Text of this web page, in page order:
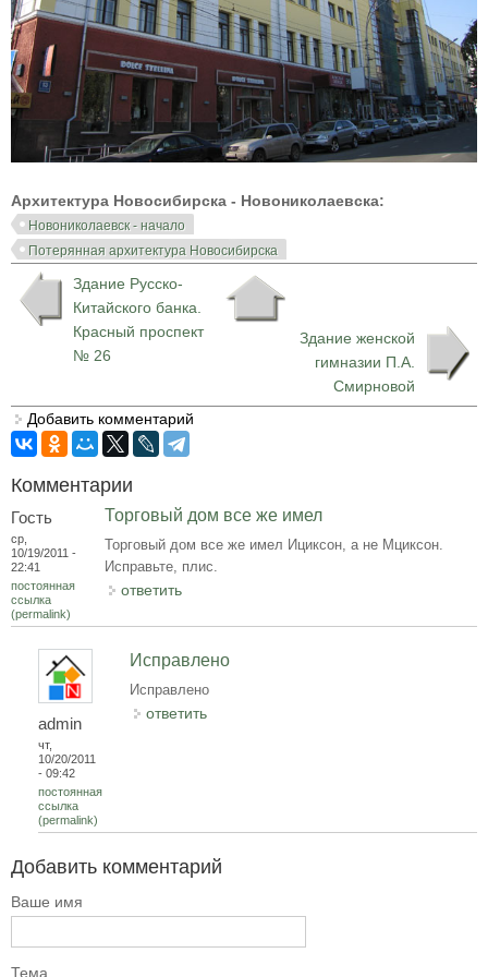
Архитектура Новосибирска - Новониколаевска:
Новониколаевск - начало
Потерянная архитектура Новосибирска
Здание Русско-
Китайского банка.
Красный проспект
№ 26
Здание женской
гимназии П.А.
Смирновой
Добавить комментарий
Комментарии
Гость
ср,
10/19/2011 -
22:41
постоянная
ссылка
(permalink)
Торговый дом все же имел
Торговый дом все же имел Ициксон, а не Мциксон.
Исправьте, плис.
ответить
admin
чт,
10/20/2011
- 09:42
постоянная
ссылка
(permalink)
Исправлено
Исправлено
ответить
Добавить комментарий
Ваше имя
Тема